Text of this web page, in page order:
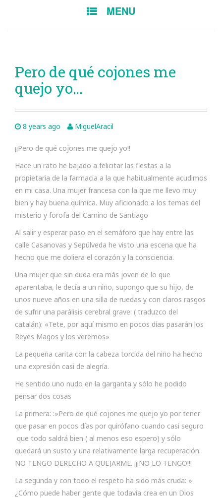
MENU
Pero de qué cojones me
quejo yo…
8 years ago MiguelAracil
¡¡Pero de qué cojones me quejo yo!!
Hace un rato he bajado a felicitar las fiestas a la
propietaria de la farmacia a la que habitualmente acudimos
en mi casa. Una mujer francesa con la que me llevo muy
bien y hay buena química. Muy aficionado a los temas del
misterio y forofa del Camino de Santiago
Al salir y esperar paso en el semáforo que hay entre las
calle Casanovas y Sepúlveda he visto una escena que ha
hecho que me doliera el corazón y la consciencia.
Una mujer que sin duda era más joven de lo que
aparentaba, le decía a un niño, supongo que su hijo, de
unos nueve años en una silla de ruedas y con claros rasgos
de sufrir una parálisis cerebral grave: ( traduzco del
catalán): «Tete, por aquí mismo en pocos días pasarán los
Reyes Magos y los veremos»
La pequeña carita con la cabeza torcida del niño ha hecho
una expresión casi de alegría.
He sentido uno nudo en la garganta y sólo he podido
pensar dos cosas
La primera: :»Pero de qué cojones me quejo yo por tener
que pasar en pocos días por quirófano cuando casi seguro
que todo saldrá bien ( al menos eso espero) y sólo
quedará un susto y una relativamente larga recuperación.
NO TENGO DERECHO A QUEJARME. ¡¡¡NO LO TENGO!!!
La segunda y con todo el respeto ha sido más cruda: »
¿Cómo puede haber gente que todavía crea en un Dios